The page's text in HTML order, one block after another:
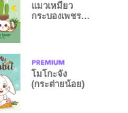
แมวเหมียว
กระบองเพชร
โมโกะจัง
(กระต่ายน้อย)